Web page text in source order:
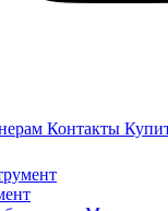
Контакты